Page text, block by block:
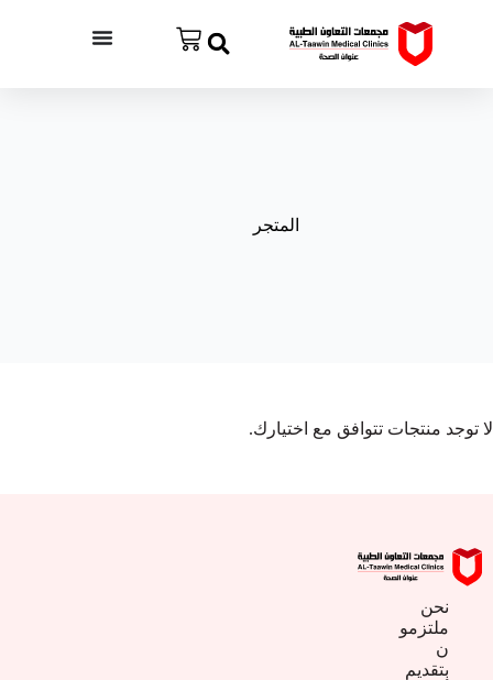
المتجر
لا توجد منتجات تتوافق مع اختيارك.
نحن
ملتزمو
ن
بتقديم